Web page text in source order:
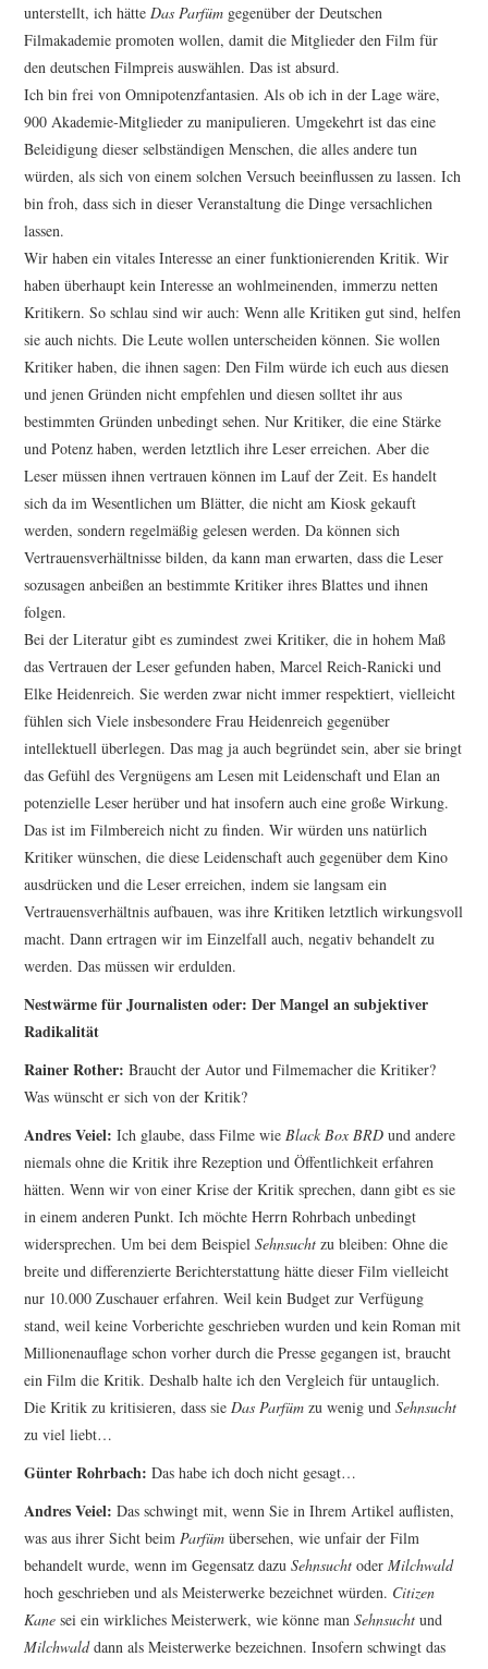
unterstellt, ich hätteDas Parfüm gegenüber der Deutschen
Filmakademie promoten wollen, damit die Mitglieder den Film für
den deutschen Filmpreis auswählen. Das ist absurd.
Ich bin frei von Omnipotenzfantasien. Als ob ich in der Lage wäre,
900 Akademie-Mitglieder zu manipulieren. Umgekehrt ist das eine
Beleidigung dieser selbständigen Menschen, die alles andere tun
würden, als sich von einem solchen Versuch beeinflussen zu lassen. Ich
bin froh, dass sich in dieser Veranstaltung die Dinge versachlichen
lassen.
Wir haben ein vitales Interesse an einer funktionierenden Kritik. Wir
haben überhaupt kein Interesse an wohlmeinenden, immerzu netten
Kritikern. So schlau sind wir auch: Wenn alle Kritiken gut sind, helfen
sie auch nichts. Die Leute wollen unterscheiden können. Sie wollen
Kritiker haben, die ihnen sagen: Den Film würde ich euch aus diesen
und jenen Gründen nicht empfehlen und diesen solltet ihr aus
bestimmten Gründen unbedingt sehen. Nur Kritiker, die eine Stärke
und Potenz haben, werden letztlich ihre Leser erreichen. Aber die
Leser müssen ihnen vertrauen können im Lauf der Zeit. Es handelt
sich da im Wesentlichen um Blätter, die nicht am Kiosk gekauft
werden, sondern regelmäßig gelesen werden. Da können sich
Vertrauensverhältnisse bilden, da kann man erwarten, dass die Leser
sozusagen anbeißen an bestimmte Kritiker ihres Blattes und ihnen
folgen.
Bei der Literatur gibt es zumindest zwei Kritiker, die in hohem Maß
das Vertrauen der Leser gefunden haben, Marcel Reich-Ranicki und
Elke Heidenreich. Sie werden zwar nicht immer respektiert, vielleicht
fühlen sich Viele insbesondere Frau Heidenreich gegenüber
intellektuell überlegen. Das mag ja auch begründet sein, aber sie bringt
das Gefühl des Vergnügens am Lesen mit Leidenschaft und Elan an
potenzielle Leser herüber und hat insofern auch eine große Wirkung.
Das ist im Filmbereich nicht zu finden. Wir würden uns natürlich
Kritiker wünschen, die diese Leidenschaft auch gegenüber dem Kino
ausdrücken und die Leser erreichen, indem sie langsam ein
Vertrauensverhältnis aufbauen, was ihre Kritiken letztlich wirkungsvoll
macht. Dann ertragen wir im Einzelfall auch, negativ behandelt zu
werden. Das müssen wir erdulden.
Nestwärme für Journalisten oder: Der Mangel an subjektiver
Radikalität
Rainer Rother: Braucht der Autor und Filmemacher die Kritiker?
Was wünscht er sich von der Kritik?
Andres Veiel: Ich glaube, dass Filme wieBlack Box BRD und andere
niemals ohne die Kritik ihre Re­zeption und Öffentlichkeit erfahren
hätten. Wenn wir von einer Krise der Kritik sprechen, dann gibt es sie
in einem anderen Punkt. Ich möchte Herrn Rohrbach unbedingt
widersprechen. Um bei dem BeispielSehnsucht zu bleiben: Ohne die
breite und differenzierte Berichterstattung hätte dieser Film vielleicht
nur 10.000 Zuschauer erfahren. Weil kein Budget zur Verfügung
stand, weil keine Vorberichte geschrieben wurden und kein Roman mit
Millionenauflage schon vorher durch die Presse gegangen ist, braucht
ein Film die Kritik. Deshalb halte ich den Vergleich für untauglich.
Die Kritik zu kritisieren, dass sieDas Parfüm zu wenig undSehnsucht
zu viel liebt…
Günter Rohrbach: Das habe ich doch nicht gesagt…
Andres Veiel: Das schwingt mit, wenn Sie in Ihrem Artikel auflisten,
was aus ihrer Sicht beimParfümübersehen, wie unfair der Film
behandelt wurde, wenn im Gegensatz dazuSehnsucht oderMilchwald
hoch geschrieben und als Meisterwerke bezeichnet würden. Citizen
Kane sei ein wirkliches Meisterwerk, wie könne manSehnsucht und
Milchwalddann als Meisterwerke bezeichnen. Insofern schwingt das